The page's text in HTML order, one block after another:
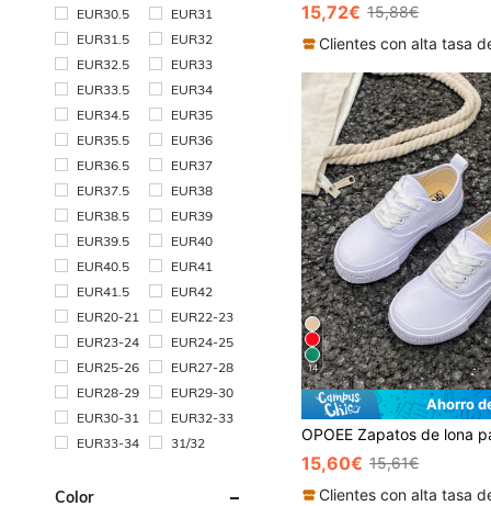
EUR30.5
EUR31
EUR31.5
EUR32
EUR32.5
EUR33
EUR33.5
EUR34
EUR34.5
EUR35
EUR35.5
EUR36
EUR36.5
EUR37
EUR37.5
EUR38
EUR38.5
EUR39
EUR39.5
EUR40
EUR40.5
EUR41
EUR41.5
EUR42
EUR20-21
EUR22-23
EUR23-24
EUR24-25
EUR25-26
EUR27-28
EUR28-29
EUR29-30
EUR30-31
EUR32-33
EUR33-34
31/32
Color
15,72€ 15,88€
14
Ahorro
15,60€ 15,61€